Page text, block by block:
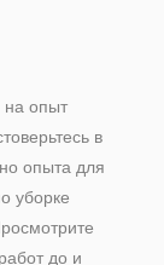
на опыт
в
опыта для
уборке
до и